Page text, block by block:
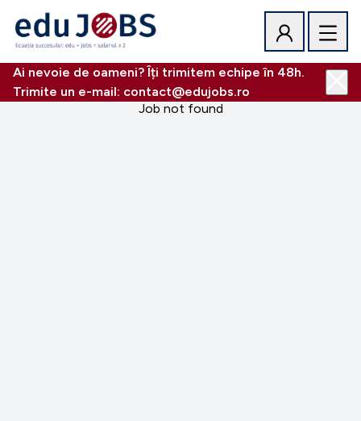
Ai nevoie de oameni? Îți trimitem echipe în 48h.
Trimite un e-mail: contact@edujobs.ro
Job not found